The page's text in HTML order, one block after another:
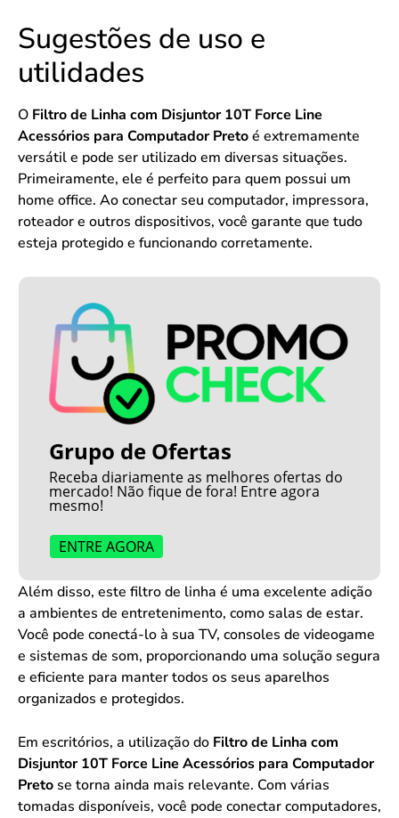
Sugestões de uso e
utilidades
O Filtro de Linha com Disjuntor 10T Force Line
Acessórios para Computador Pretoé extremamente
versátil e pode ser utilizado em diversas situações.
Primeiramente, ele é perfeito para quem possui um
home office. Ao conectar seu computador, impressora,
roteador e outros dispositivos, você garante que tudo
esteja protegido e funcionando corretamente.
Grupo de Ofertas
Receba diariamente as melhores ofertas do
mercado! Não fique de fora! Entre agora
mesmo!
ENTRE AGORA
Além disso, este filtro de linha é uma excelente adição
a ambientes de entretenimento, como salas de estar.
Você pode conectá-lo à sua TV, consoles de videogame
e sistemas de som, proporcionando uma solução segura
e eficiente para manter todos os seus aparelhos
organizados e protegidos.
Em escritórios, a utilização do Filtro de Linha com
Disjuntor 10T Force Line Acessórios para Computador
Preto se torna ainda mais relevante. Com várias
tomadas disponíveis, você pode conectar computadores,